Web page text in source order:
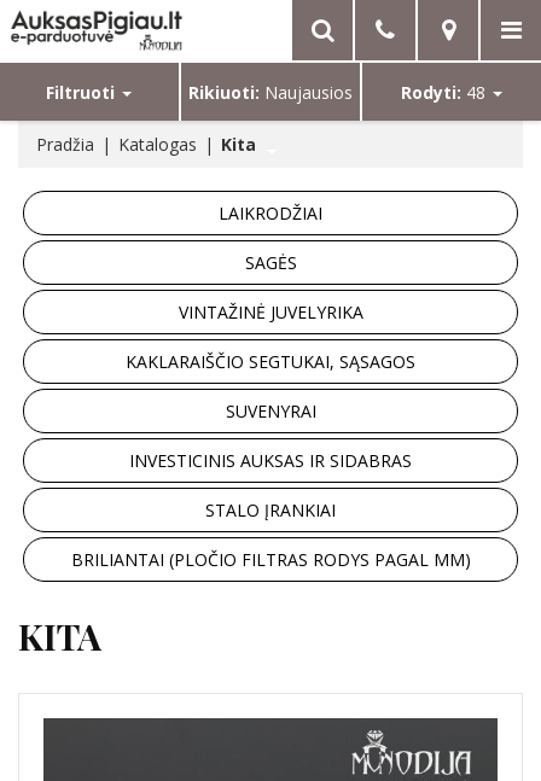
Filtruoti Rikiuoti: Naujausios Rodyti: 48
Pradžia Katalogas Kita
LAIKRODŽIAI
SAGĖS
VINTAŽINĖ JUVELYRIKA
KAKLARAIŠČIO SEGTUKAI, SĄSAGOS
SUVENYRAI
INVESTICINIS AUKSAS IR SIDABRAS
STALO ĮRANKIAI
BRILIANTAI (PLOČIO FILTRAS RODYS PAGAL MM)
KITA